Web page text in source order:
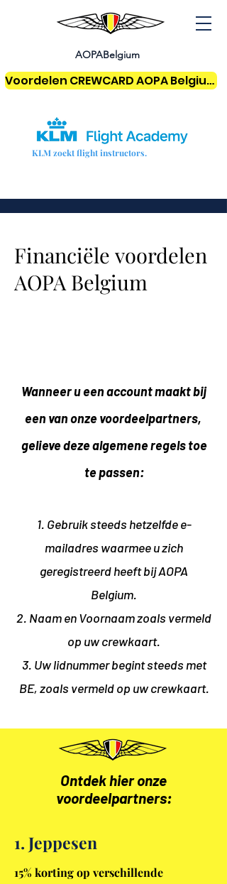
AOPABelgium
KLM zoekt flight instructors.
Voordelen CREWCARD AOPA Belgium
Financiële voordelen
AOPA Belgium
Wanneer u een account maakt bij
een van onze voordeelpartners,
gelieve deze algemene regels toe
te passen:
1. Gebruik steeds hetzelfde e-
mailadres waarmee u zich
geregistreerd heeft bij AOPA
Belgium.
2. Naam en Voornaam zoals vermeld
op uw crewkaart.
3. Uw lidnummer begint steeds met
BE, zoals vermeld op uw crewkaart.
Ontdek hier onze
voordeelpartners:
1. Jeppesen
15% korting op verschillende